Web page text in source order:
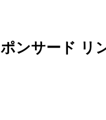
ンサード リ